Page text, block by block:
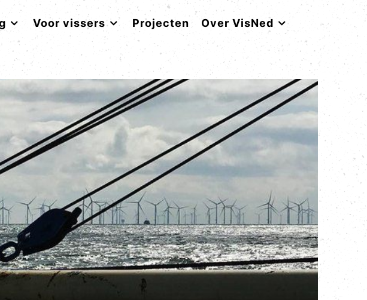
Voor vissers Projecten Over VisNed